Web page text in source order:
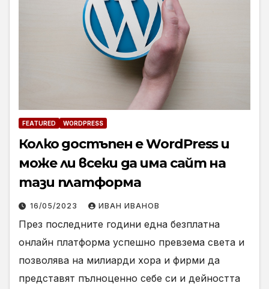
FEATURED WORDPRESS
Колко достъпен е WordPress и
може ли всеки да има сайт на
тази платформа
16/05/2023 ИВАН ИВАНОВ
През последните години една безплатна
онлайн платформа успешно превзема света и
позволява на милиарди хора и фирми да
представят пълноценно себе си и дейността